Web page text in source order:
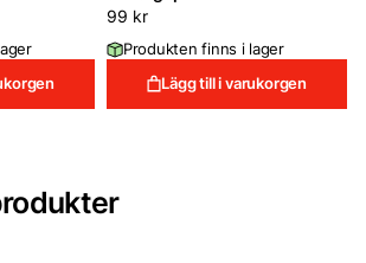
99 kr
Produkten finns i lager
Lägg till i varukorgen